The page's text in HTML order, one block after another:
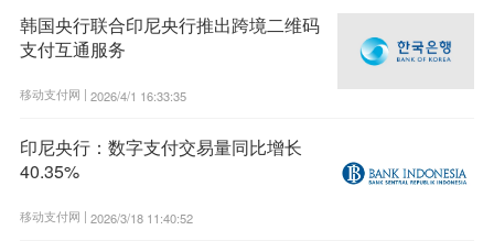
韩国央行联合印尼央行推出跨境二维码
支付互通服务
移动支付网 | 2026/4/1 16:33:35
印尼央行：数字支付交易量同比增长
40.35%
移动支付网 | 2026/3/18 11:40:52